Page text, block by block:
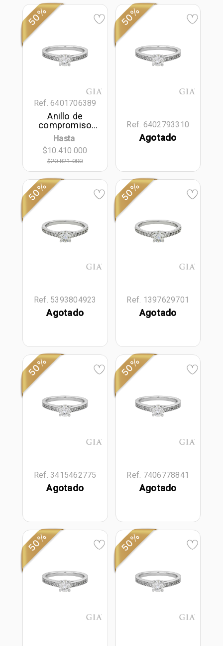
50%
Ref. 6401706389
Anillo de
compromiso
con diamante
central redondo
GIA de 0.50ct y
decoración en
diamantes, oro
tono blanco
18k, rodinado
Hasta
$10.410.000
$20.821.000
50%
Ref. 6402793310
Agotado
50%
Ref. 5393804923
Agotado
50%
Ref. 1397629701
Agotado
50%
Ref. 3415462775
Agotado
50%
Ref. 7406778841
Agotado
50% 50%